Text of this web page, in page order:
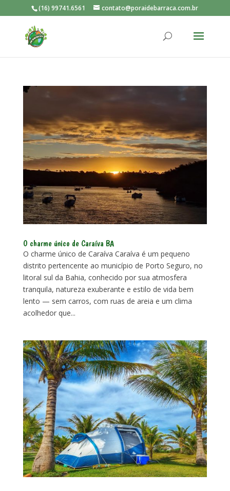
(16) 99741.6561 contato@poraidebarraca.com.br
O charme único de Caraíva BA
O charme único de Caraíva Caraíva é um pequeno
distrito pertencente ao município de Porto Seguro, no
litoral sul da Bahia, conhecido por sua atmosfera
tranquila, natureza exuberante e estilo de vida bem
lento — sem carros, com ruas de areia e um clima
acolhedor que...